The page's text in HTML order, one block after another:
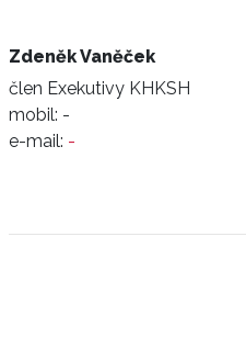
Zdeněk Vaněček
člen Exekutivy KHKSH
mobil: -
e-mail: -